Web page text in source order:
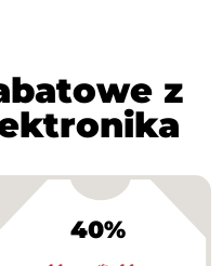
z
40%